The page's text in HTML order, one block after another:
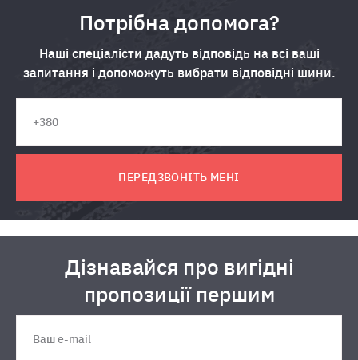
Потрібна допомога?
Наші спеціалісти дадуть відповідь на всі ваші
запитання і допоможуть вибрати відповідні шини.
ПЕРЕДЗВОНІТЬ МЕНІ
Дізнавайся про вигідні
пропозиції першим